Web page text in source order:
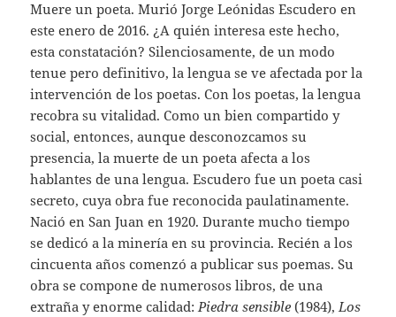
Muere un poeta. Murió Jorge Leónidas Escudero en
este enero de 2016. ¿A quién interesa este hecho,
esta constatación? Silenciosamente, de un modo
tenue pero definitivo, la lengua se ve afectada por la
intervención de los poetas. Con los poetas, la lengua
recobra su vitalidad. Como un bien compartido y
social, entonces, aunque desconozcamos su
presencia, la muerte de un poeta afecta a los
hablantes de una lengua. Escudero fue un poeta casi
secreto, cuya obra fue reconocida paulatinamente.
Nació en San Juan en 1920. Durante mucho tiempo
se dedicó a la minería en su provincia. Recién a los
cincuenta años comenzó a publicar sus poemas. Su
obra se compone de numerosos libros, de una
extraña y enorme calidad:Piedra sensible (1984),Los